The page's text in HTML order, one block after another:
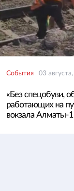
События 03
«Без спецобуви,
работающих на
вокзала Алматы-